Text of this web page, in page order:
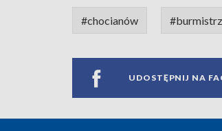
#chocianów #burmistrz
UDOSTĘPNIJ NA